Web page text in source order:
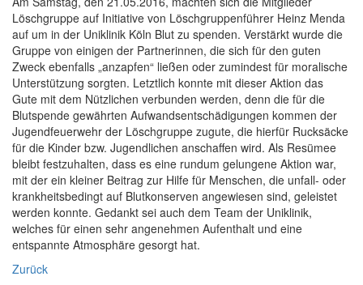
Löschgruppe auf Initiative von Löschgruppenführer Heinz Menda
auf um in der Uniklinik Köln Blut zu spenden. Verstärkt wurde die
Gruppe von einigen der Partnerinnen, die sich für den guten
Zweck ebenfalls „anzapfen“ ließen oder zumindest für moralische
Unterstützung sorgten. Letztlich konnte mit dieser Aktion das
Gute mit dem Nützlichen verbunden werden, denn die für die
Blutspende gewährten Aufwandsentschädigungen kommen der
Jugendfeuerwehr der Löschgruppe zugute, die hierfür Rucksäcke
für die Kinder bzw. Jugendlichen anschaffen wird. Als Resümee
bleibt festzuhalten, dass es eine rundum gelungene Aktion war,
mit der ein kleiner Beitrag zur Hilfe für Menschen, die unfall- oder
krankheitsbedingt auf Blutkonserven angewiesen sind, geleistet
werden konnte. Gedankt sei auch dem Team der Uniklinik,
welches für einen sehr angenehmen Aufenthalt und eine
entspannte Atmosphäre gesorgt hat.
Zurück